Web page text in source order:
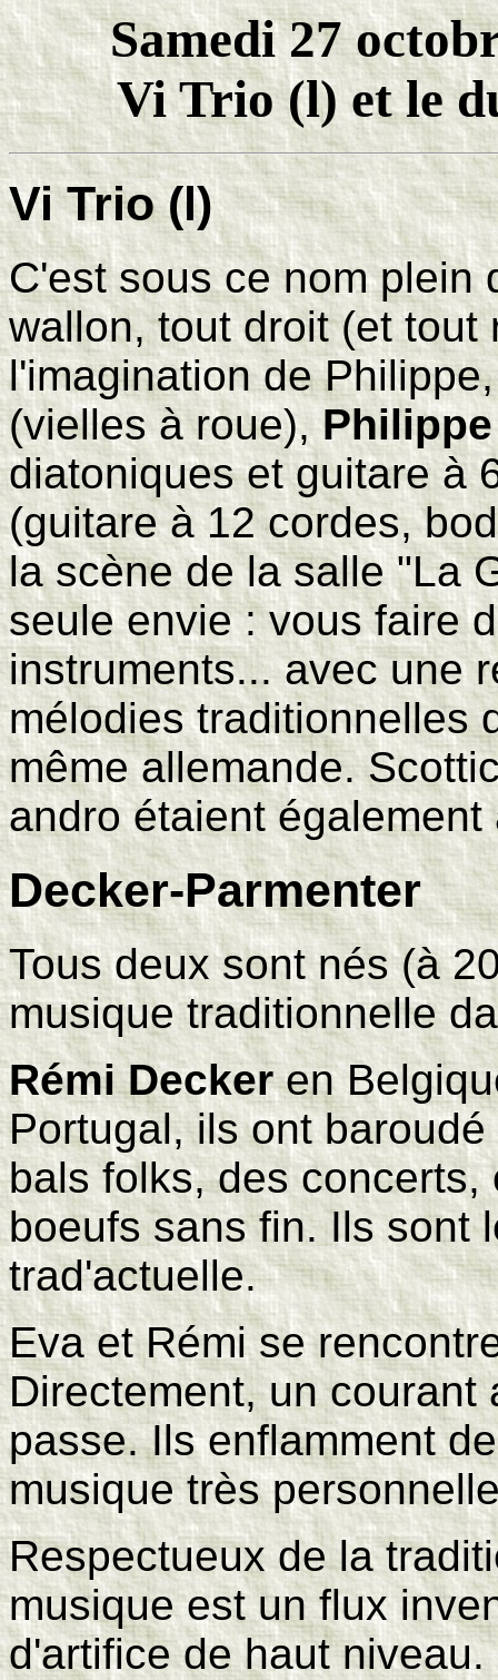
Samedi 27
Vi Trio (l) et le
Vi Trio (l)
C'est sous ce nom plein
wallon, tout droit (et tout
l'imagination de
(vielles à roue),
diatoniques et guitare à
(guitare à 12 cordes,
la scène de la salle "La
seule envie : vous faire
instruments... avec une
mélodies traditionnelles
même allemande.
andro étaient également
Decker-Parmenter
Tous deux sont nés (à
musique traditionnelle
Rémi Deckeren
Portugal, ils ont
bals folks, des
boeufs sans fin. Ils sont
trad'actuelle.
Eva et Rémi se
Directement, un
passe. Ils enflamment
musique très
Respectueux de la
musique est un flux
d'artifice de haut niveau.